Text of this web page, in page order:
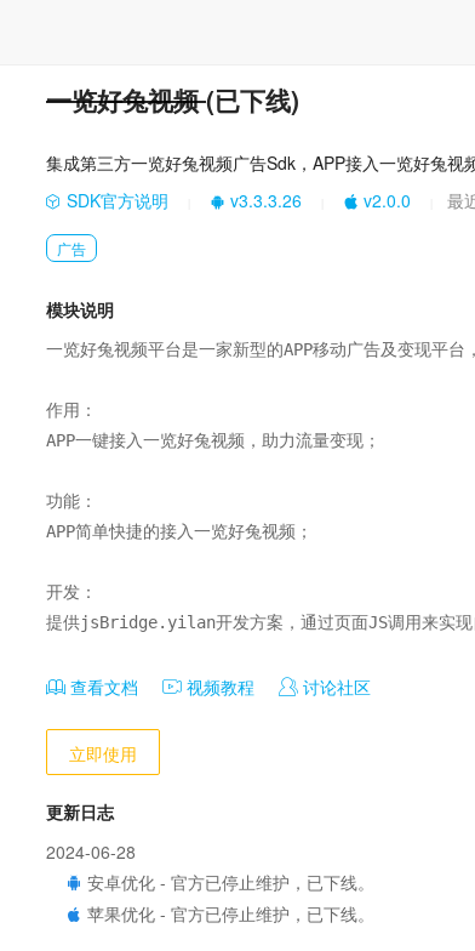
一览好兔视频(已下线)
集成第三方一览好兔视频广告Sdk，APP接入一览好兔视
SDK官方说明
v3.3.3.26 v2.0.0 最
广告
模块说明
一览好兔视频平台是一家新型的APP移动广告及变现平台
作用：
APP一键接入一览好兔视频，助力流量变现；
功能：
APP简单快捷的接入一览好兔视频；
开发：
提供jsBridge.yilan开发方案，通过页面JS调用来实现
查看文档 视频教程 讨论社区
立即使用
更新日志
2024-06-28
安卓优化 - 官方已停止维护，已下线。
苹果优化 - 官方已停止维护，已下线。